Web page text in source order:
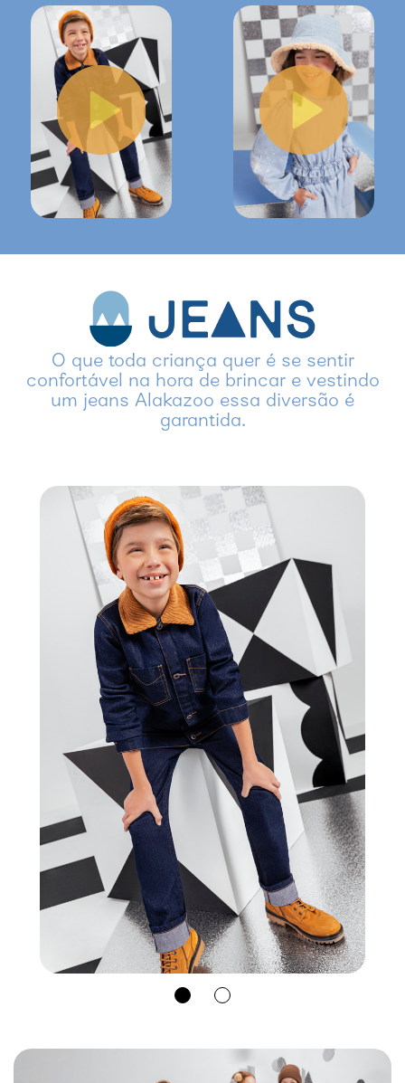
O que toda criança quer é se sentir
confortável na hora de brincar e vestindo
um jeans Alakazoo essa diversão é
garantida.